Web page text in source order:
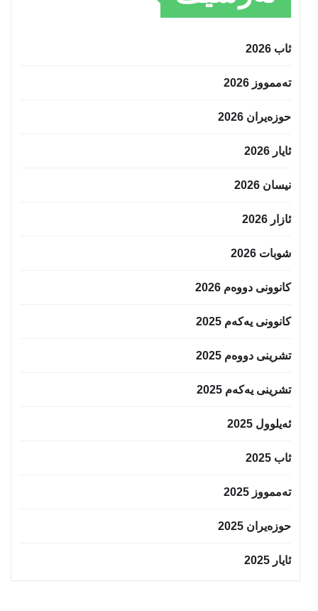
ئاب 2026
تەممووز 2026
حوزه‌یران 2026
ئایار 2026
نیسان 2026
ئازار 2026
شوبات 2026
کانوونی دووەم 2026
کانوونی یەکەم 2025
تشرینی دووەم 2025
تشرینی یەکەم 2025
ئەیلوول 2025
ئاب 2025
تەممووز 2025
حوزه‌یران 2025
ئایار 2025